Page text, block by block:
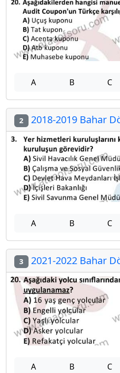
A B C
2 2018-2019 Bahar
A B C
3 2021-2022 Bahar
A B C